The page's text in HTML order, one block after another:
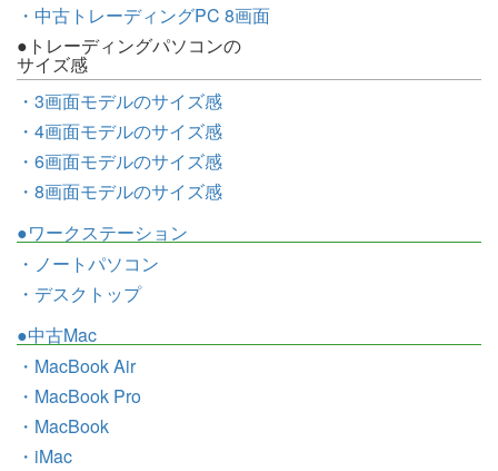
・中古トレーディングPC 8画面
●トレーディングパソコンの
サイズ感
・3画面モデルのサイズ感
・4画面モデルのサイズ感
・6画面モデルのサイズ感
・8画面モデルのサイズ感
●ワークステーション
・ノートパソコン
・デスクトップ
●中古Mac
・MacBook Air
・MacBook Pro
・MacBook
・iMac